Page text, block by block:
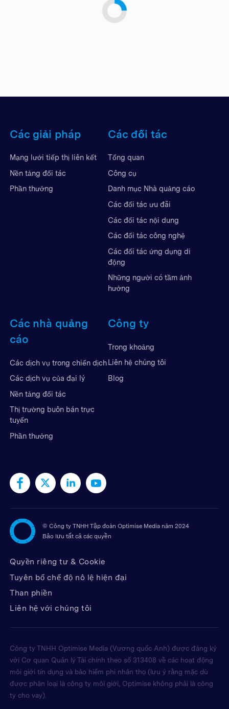
Các giải pháp
Mạng lưới tiếp thị liên kết
Nền tảng đối tác
Phần thưởng
Các đối tác
Tổng quan
Công cụ
Danh mục Nhà quảng cáo
Các đối tác ưu đãi
Các đối tác nội dung
Các đối tác công nghệ
Các đối tác ứng dụng di
động
Những người có tầm ảnh
hưởng
Các nhà quảng
cáo
Các dịch vụ trong chiến dịch
Các dịch vụ của đại lý
Nền tảng đối tác
Thị trường buôn bán trực
tuyến
Phần thưởng
Công ty
Trong khoảng
Liên hệ chúng tôi
Blog
© Công ty TNHH Tập đoàn Optimise Media năm 2024
Bảo lưu tất cả các quyền
Quyền riêng tư & Cookie
Tuyên bố chế độ nô lệ hiện đại
Than phiền
Liên hệ với chúng tôi
Công ty TNHH Optimise Media (Vương quốc Anh) được đăng ký
với Cơ quan Quản lý Tài chính theo số 313408 về các hoạt động
môi giới tín dụng và bảo hiểm phi nhân thọ (lưu ý rằng mặc dù
được phân loại là công ty môi giới, Optimise không phải là công
ty cho vay).